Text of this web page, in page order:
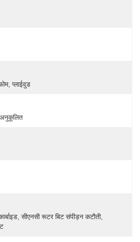
प्लाईवुड
सीएनसी रूटर बिट संपीड़न कटौती,